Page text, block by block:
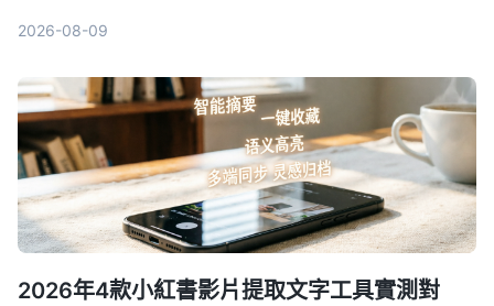
2026-08-09
2026年4款小紅書影片提取文字工具實測對